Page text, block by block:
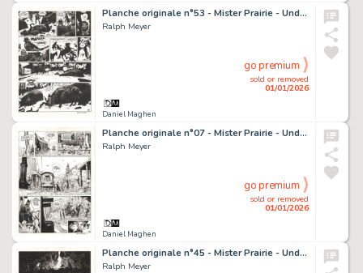
Planche originale n°53 - Mister Prairie - Undertaker
Ralph Meyer
Daniel Maghen
sold or removed
01/01/2026
go premium
Planche originale n°07 - Mister Prairie - Undertaker
Ralph Meyer
Daniel Maghen
sold or removed
01/01/2026
go premium
Planche originale n°45 - Mister Prairie - Undertaker
Ralph Meyer